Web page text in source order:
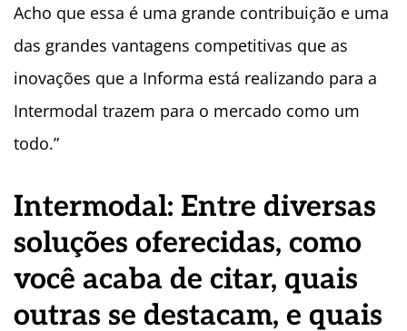
Acho que essa é uma grande contribuição e uma
das grandes vantagens competitivas que as
inovações que a Informa está realizando para a
Intermodal trazem para o mercado como um
todo.”
Intermodal: Entre diversas
soluções oferecidas, como
você acaba de citar, quais
outras se destacam, e quais